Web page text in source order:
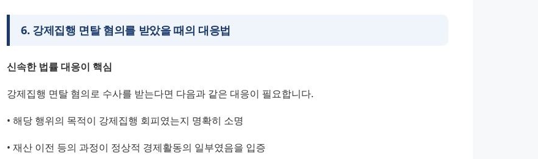
6. 강제집행 면탈 혐의를 받았을 때의 대응법
신속한 법률 대응이 핵심
강제집행 면탈 혐의로 수사를 받는다면 다음과 같은 대응이 필요합니다.
• 해당 행위의 목적이 강제집행 회피였는지 명확히 소명
• 재산 이전 등의 과정이 정상적 경제활동의 일부였음을 입증